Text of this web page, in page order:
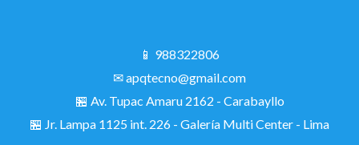
📱 988322806
✉ apqtecno@gmail.com
🏪 Av. Tupac Amaru 2162 - Carabayllo
🏪 Jr. Lampa 1125 int. 226 - Galería Multi Center - Lima